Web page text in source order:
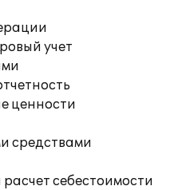
учет
ценности
средствами
себестоимости